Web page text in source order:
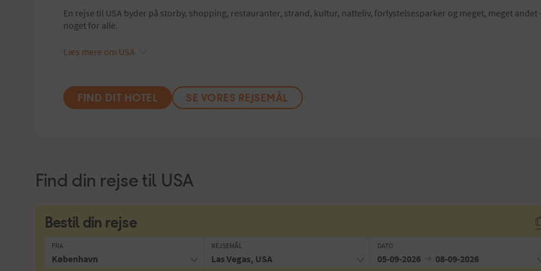
En rejse til USA byder på storby, shopping, restauranter, strand, kultur, natteliv, forlystelsesparker og meget, meget andet
noget for alle.
Læs mere om USA
FIND DIT HOTEL SE VORES REJSEMÅL
Find din rejse til USA
Bestil din rejse
FRA
København
REJSEMÅL
Las Vegas, USA
DATO
05-09-2026 08-09-2026